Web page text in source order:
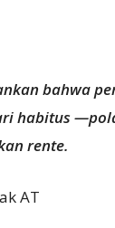
bahwa
habitus
rente.
AT